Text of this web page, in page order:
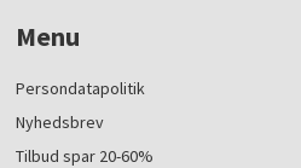
Menu
Persondatapolitik
Nyhedsbrev
Tilbud spar 20-60%